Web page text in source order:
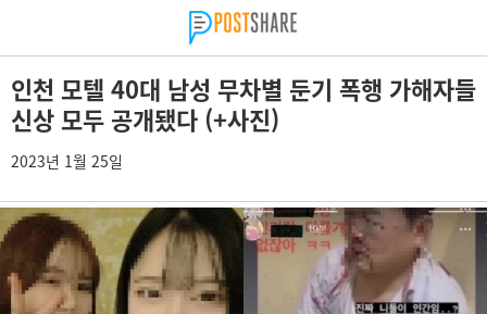
인천 모텔 40대 남성 무차별 둔기 폭행 가해자들
신상 모두 공개됐다 (+사진)
2023년 1월 25일